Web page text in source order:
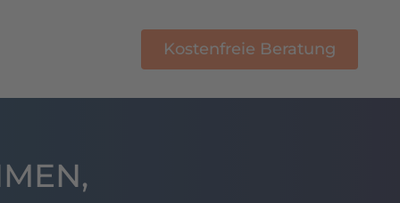
Kostenfreie Beratung